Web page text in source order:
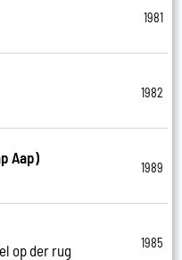
1981
1982
Aap)
1989
op der rug
1985